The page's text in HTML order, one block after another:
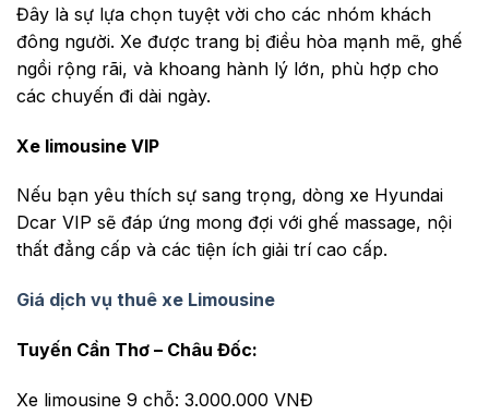
Đây là sự lựa chọn tuyệt vời cho các nhóm khách
đông người. Xe được trang bị điều hòa mạnh mẽ, ghế
ngồi rộng rãi, và khoang hành lý lớn, phù hợp cho
các chuyến đi dài ngày.
Xe limousine VIP
Nếu bạn yêu thích sự sang trọng, dòng xe Hyundai
Dcar VIP sẽ đáp ứng mong đợi với ghế massage, nội
thất đẳng cấp và các tiện ích giải trí cao cấp.
Giá dịch vụ thuê xe Limousine
Tuyến Cần Thơ – Châu Đốc:
Xe limousine 9 chỗ: 3.000.000 VNĐ